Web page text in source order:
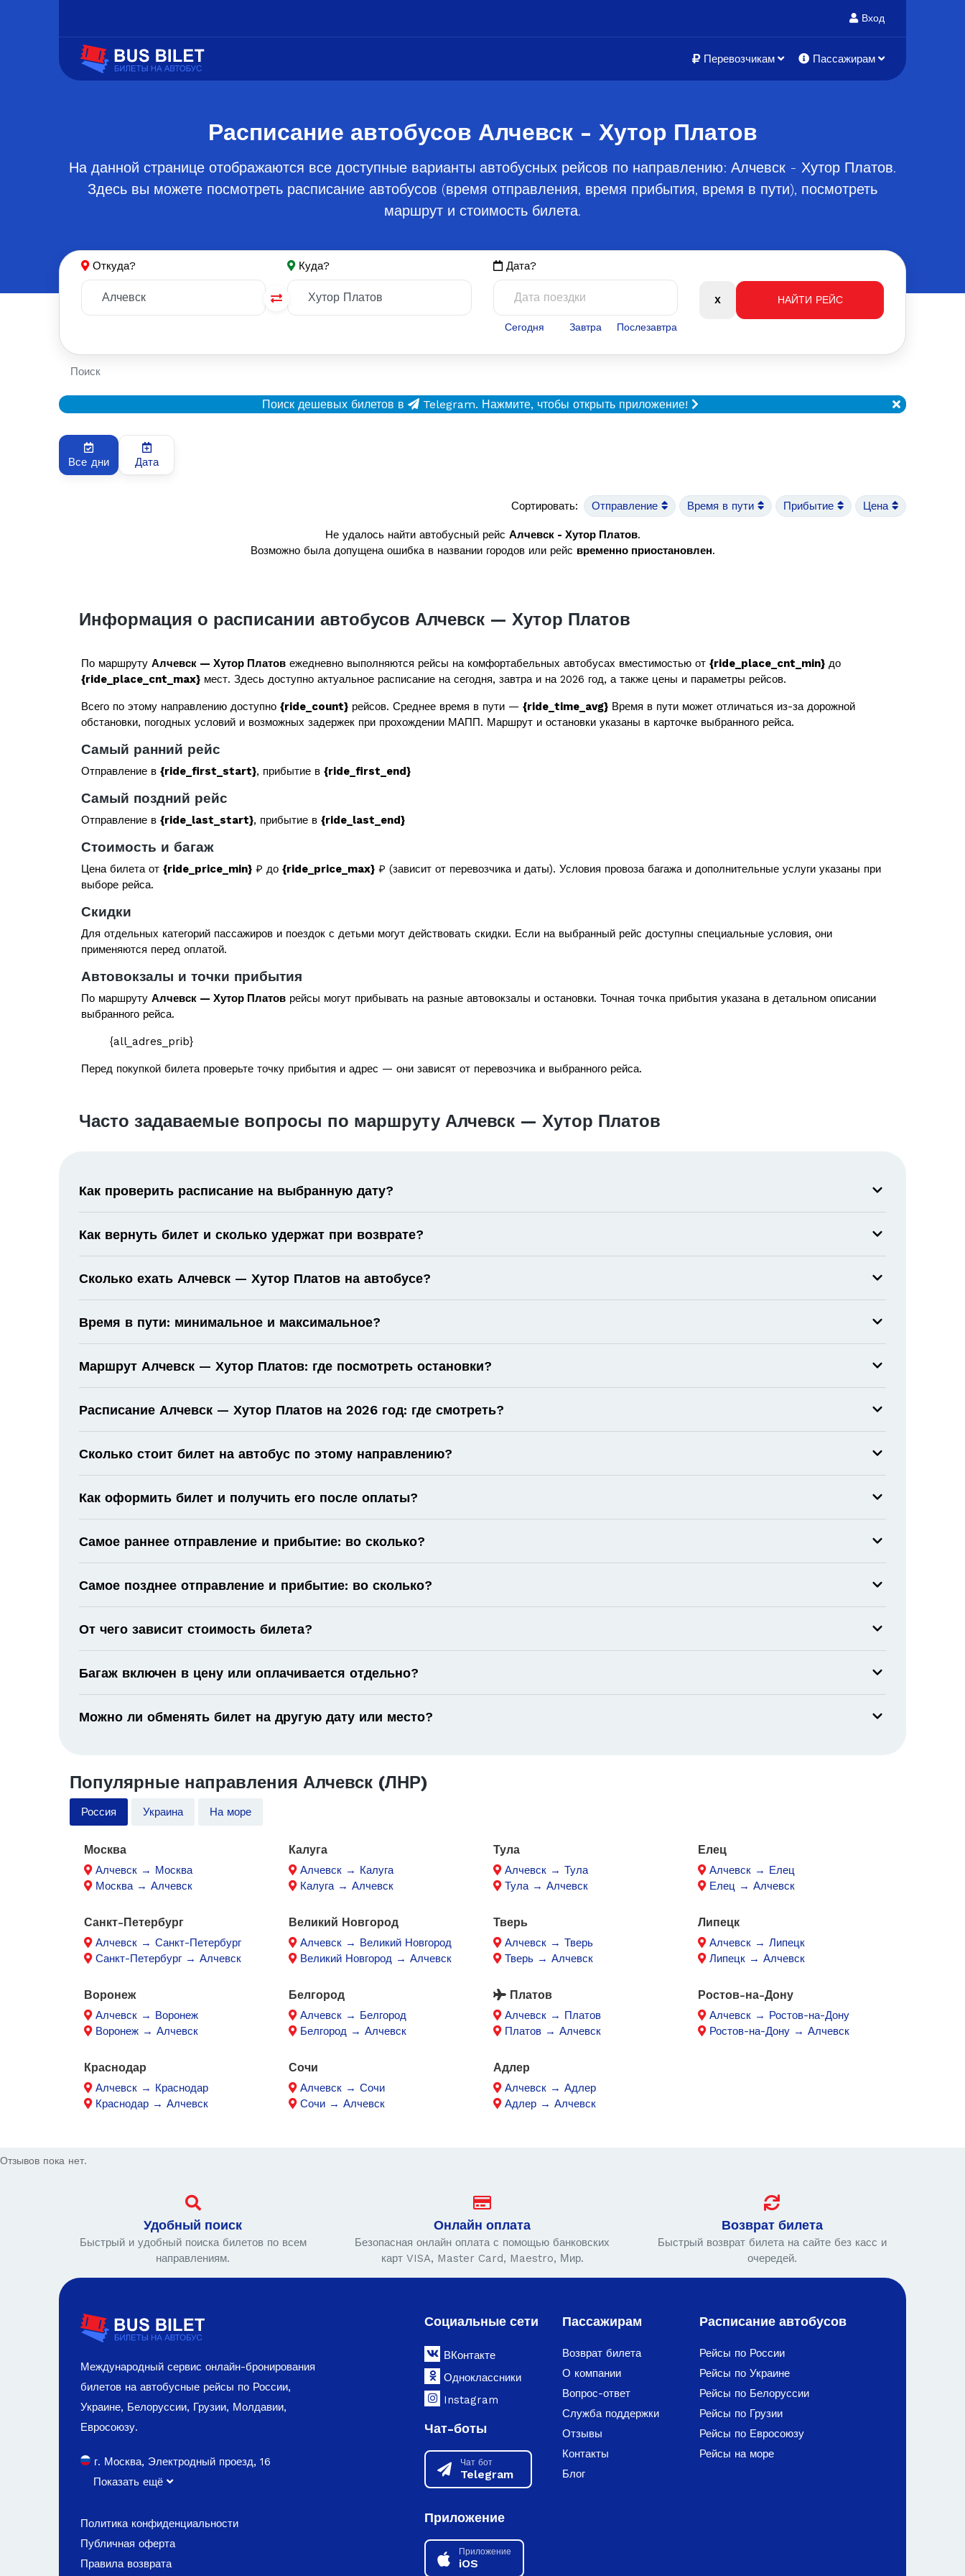
Вход
Перевозчикам Пассажирам
Расписание автобусов Алчевск - Хутор Платов
На данной странице отображаются все доступные варианты автобусных рейсов по направлению: Алчевск - Хутор Платов.
Здесь вы можете посмотреть расписание автобусов (время отправления, время прибытия, время в пути), посмотреть
маршрут и стоимость билета.
Откуда? Куда? Дата?
Сегодня Завтра Послезавтра
Поиск
Поиск дешевых билетов в Telegram. Нажмите, чтобы открыть приложение!
Все дни Дата
Сортировать: Отправление Время в пути Прибытие Цена
Не удалось найти автобусный рейс Алчевск - Хутор Платов.
Возможно была допущена ошибка в названии городов или рейс временно приостановлен.
Информация о расписании автобусов Алчевск — Хутор Платов
По маршруту Алчевск — Хутор Платов ежедневно выполняются рейсы на комфортабельных автобусах вместимостью от {ride_place_cnt_min} до
{ride_place_cnt_max} мест. Здесь доступно актуальное расписание на сегодня, завтра и на 2026 год, а также цены и параметры рейсов.
Всего по этому направлению доступно {ride_count} рейсов. Среднее время в пути — {ride_time_avg} Время в пути может отличаться из-за дорожной
обстановки, погодных условий и возможных задержек при прохождении МАПП. Маршрут и остановки указаны в карточке выбранного рейса.
Самый ранний рейс
Отправление в {ride_first_start}, прибытие в {ride_first_end}
Самый поздний рейс
Отправление в {ride_last_start}, прибытие в {ride_last_end}
Стоимость и багаж
Цена билета от {ride_price_min} ₽ до {ride_price_max} ₽ (зависит от перевозчика и даты). Условия провоза багажа и дополнительные услуги указаны при
выборе рейса.
Скидки
Для отдельных категорий пассажиров и поездок с детьми могут действовать скидки. Если на выбранный рейс доступны специальные условия, они
применяются перед оплатой.
Автовокзалы и точки прибытия
По маршруту Алчевск — Хутор Платов рейсы могут прибывать на разные автовокзалы и остановки. Точная точка прибытия указана в детальном описании
выбранного рейса.
{all_adres_prib}
Перед покупкой билета проверьте точку прибытия и адрес — они зависят от перевозчика и выбранного рейса.
Часто задаваемые вопросы по маршруту Алчевск — Хутор Платов
Как проверить расписание на выбранную дату?
Как вернуть билет и сколько удержат при возврате?
Сколько ехать Алчевск — Хутор Платов на автобусе?
Время в пути: минимальное и максимальное?
Маршрут Алчевск — Хутор Платов: где посмотреть остановки?
Расписание Алчевск — Хутор Платов на 2026 год: где смотреть?
Сколько стоит билет на автобус по этому направлению?
Как оформить билет и получить его после оплаты?
Самое раннее отправление и прибытие: во сколько?
Самое позднее отправление и прибытие: во сколько?
От чего зависит стоимость билета?
Багаж включен в цену или оплачивается отдельно?
Можно ли обменять билет на другую дату или место?
Популярные направления Алчевск (ЛНР)
Россия Украина На море
Москва
Алчевск → Москва
Москва → Алчевск
Калуга
Алчевск → Калуга
Калуга → Алчевск
Тула
Алчевск → Тула
Тула → Алчевск
Елец
Алчевск → Елец
Елец → Алчевск
Санкт-Петербург
Алчевск → Санкт-Петербург
Санкт-Петербург → Алчевск
Великий Новгород
Алчевск → Великий Новгород
Великий Новгород → Алчевск
Тверь
Алчевск → Тверь
Тверь → Алчевск
Липецк
Алчевск → Липецк
Липецк → Алчевск
Воронеж
Алчевск → Воронеж
Воронеж → Алчевск
Белгород
Алчевск → Белгород
Белгород → Алчевск
Платов
Алчевск → Платов
Платов → Алчевск
Ростов-на-Дону
Алчевск → Ростов-на-Дону
Ростов-на-Дону → Алчевск
Краснодар
Алчевск → Краснодар
Краснодар → Алчевск
Сочи
Алчевск → Сочи
Сочи → Алчевск
Адлер
Алчевск → Адлер
Адлер → Алчевск
Отзывов пока нет.
Удобный поиск
Быстрый и удобный поиска билетов по всем
направлениям.
Онлайн оплата
Безопасная онлайн оплата с помощью банковских
карт VISA, Master Card, Maestro, Мир.
Возврат билета
Быстрый возврат билета на сайте без касс и
очередей.
Международный сервис онлайн-бронирования
билетов на автобусные рейсы по России,
Украине, Белоруссии, Грузии, Молдавии,
Евросоюзу.
г. Москва, Электродный проезд, 16
Показать ещё
Политика конфиденциальности
Публичная оферта
Правила возврата
Социальные сети
ВКонтакте
Одноклассники
Instagram
Чат-боты
Чат бот
Telegram
Приложение
Приложение
iOS
Пассажирам
Возврат билета
О компании
Вопрос-ответ
Служба поддержки
Отзывы
Контакты
Блог
Расписание автобусов
Рейсы по России
Рейсы по Украине
Рейсы по Белоруссии
Рейсы по Грузии
Рейсы по Евросоюзу
Рейсы на море